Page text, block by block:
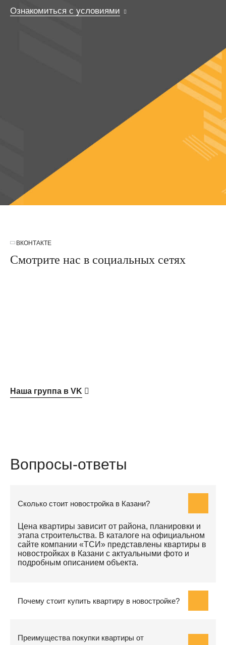
Ознакомиться с условиями
ВКОНТАКТЕ
Смотрите нас в социальных сетях
Наша группа в VK
Вопросы-ответы
Сколько стоит новостройка в Казани?
Цена квартиры зависит от района, планировки и
этапа строительства. В каталоге на официальном
сайте компании «ТСИ» представлены квартиры в
новостройках в Казани с актуальными фото и
подробным описанием объекта.
Почему стоит купить квартиру в новостройке?
Преимущества покупки квартиры от